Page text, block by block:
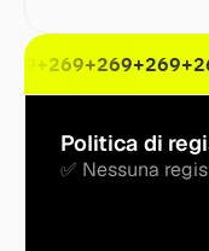
+269+269+269
Politica di
✅ Nessuna